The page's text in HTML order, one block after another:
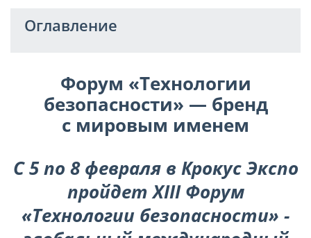
Оглавление
Форум «Технологии
безопасности» — бренд
с мировым именем
С 5 по 8 февраля в Крокус Экспо
пройдетXIIIФорум
«Технологии безопасности» -